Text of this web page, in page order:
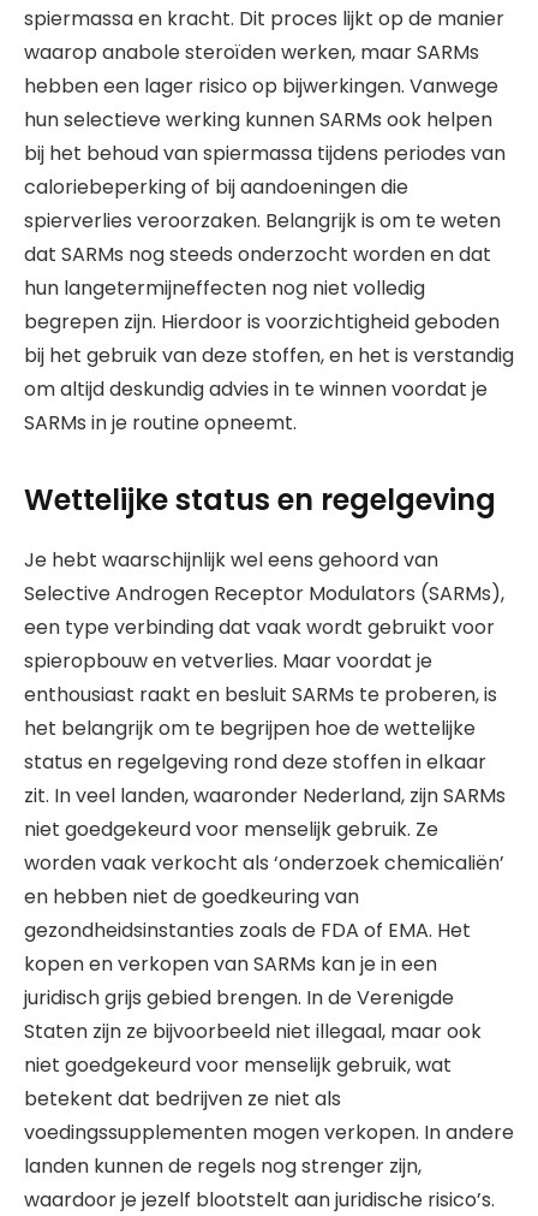
spiermassa en kracht. Dit proces lijkt op de manier
waarop anabole steroïden werken, maar SARMs
hebben een lager risico op bijwerkingen. Vanwege
hun selectieve werking kunnen SARMs ook helpen
bij het behoud van spiermassa tijdens periodes van
caloriebeperking of bij aandoeningen die
spierverlies veroorzaken. Belangrijk is om te weten
dat SARMs nog steeds onderzocht worden en dat
hun langetermijneffecten nog niet volledig
begrepen zijn. Hierdoor is voorzichtigheid geboden
bij het gebruik van deze stoffen, en het is verstandig
om altijd deskundig advies in te winnen voordat je
SARMs in je routine opneemt.
Wettelijke status en regelgeving
Je hebt waarschijnlijk wel eens gehoord van
Selective Androgen Receptor Modulators (SARMs),
een type verbinding dat vaak wordt gebruikt voor
spieropbouw en vetverlies. Maar voordat je
enthousiast raakt en besluit SARMs te proberen, is
het belangrijk om te begrijpen hoe de wettelijke
status en regelgeving rond deze stoffen in elkaar
zit. In veel landen, waaronder Nederland, zijn SARMs
niet goedgekeurd voor menselijk gebruik. Ze
worden vaak verkocht als ‘onderzoek chemicaliën’
en hebben niet de goedkeuring van
gezondheidsinstanties zoals de FDA of EMA. Het
kopen en verkopen van SARMs kan je in een
juridisch grijs gebied brengen. In de Verenigde
Staten zijn ze bijvoorbeeld niet illegaal, maar ook
niet goedgekeurd voor menselijk gebruik, wat
betekent dat bedrijven ze niet als
voedingssupplementen mogen verkopen. In andere
landen kunnen de regels nog strenger zijn,
waardoor je jezelf blootstelt aan juridische risico’s.